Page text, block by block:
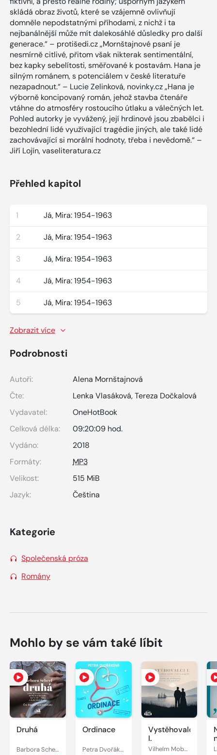
skládá obraz životů, které se vzájemně ovlivňují
domněle nepodstatnými příhodami, z nichž i ta
nejbanálnější může mít dalekosáhlé důsledky pro další
generace.“ – protišedi.cz „Mornštajnové psaní je
nesmírně citlivé, přitom však nikterak sentimentální,
bez kapky sebelítosti, směřované k postavám. Hana je
silným románem, s potenciálem v české literatuře
nezapadnout.“ – Lucie Zelinková, novinky.cz „Hana je
výborně koncipovaný román, jehož stavba čtenáře
vtáhne do atmosféry rostoucího útlaku a válečných let.
Pohled autorky je vyvážený, její hrdinové jsou zbabělci i
bezohlední lidé využívající tragédie jiných, ale také lidé
zachovávající si morální hodnoty, třeba i nevědomě.“ –
Jiří Lojín, vaseliteratura.cz
Přehled kapitol
1 Já, Mira: 1954-1963
2 Já, Mira: 1954-1963
3 Já, Mira: 1954-1963
4 Já, Mira: 1954-1963
5 Já, Mira: 1954-1963
Zobrazit více
Podrobnosti
Autoři:
Alena Mornštajnová
Čte:
Lenka Vlasáková,Tereza Dočkalová
Vydavatel:
OneHotBook
Celková délka:
09:20:09 hod.
Vydáno:
2018
Formáty:
MP3
Velikost:
515 MiB
Jazyk:
Čeština
Kategorie
Společenská próza
Romány
Mohlo by se vám také líbit
Druhá
Barbora Scherf
Ordinace
Petra Dvořáková
Vystěhovalci
I.
Vilhelm Moberg